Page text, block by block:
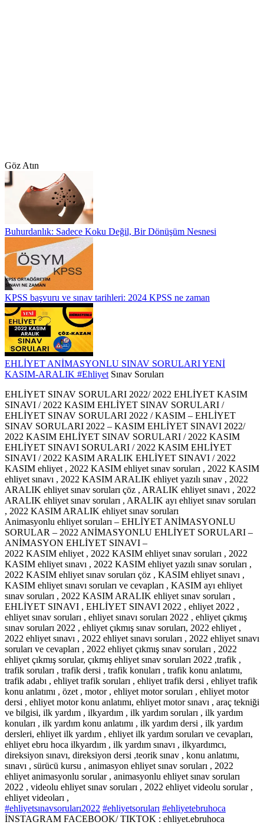
Göz Atın
Buhurdanlık: Sadece Koku Değil, Bir Dönüşüm Nesnesi
KPSS başvuru ve sınav tarihleri: 2024 KPSS ne zaman
EHLİYET ANİMASYONLU SINAV SORULARI YENİ
KASIM-ARALIK #Ehliyet Sınav Soruları
EHLİYET SINAV SORULARI 2022/ 2022 EHLİYET KASIM
SINAVI / 2022 KASIM EHLİYET SINAV SORULARI /
EHLİYET SINAV SORULARI 2022 / KASIM – EHLİYET
SINAV SORULARI 2022 – KASIM EHLİYET SINAVI 2022/
2022 KASIM EHLİYET SINAV SORULARI / 2022 KASIM
EHLİYET SINAVI SORULARI / 2022 KASIM EHLİYET
SINAVI / 2022 KASIM ARALIK EHLİYET SINAVI / 2022
KASIM ehliyet , 2022 KASIM ehliyet sınav soruları , 2022 KASIM
ehliyet sınavı , 2022 KASIM ARALIK ehliyet yazılı sınav , 2022
ARALIK ehliyet sınav soruları çöz , ARALIK ehliyet sınavı , 2022
ARALIK ehliyet sınav soruları , ARALIK ayı ehliyet sınav soruları
, 2022 KASIM ARALIK ehliyet sınav soruları
Animasyonlu ehliyet soruları – EHLİYET ANİMASYONLU
SORULAR – 2022 ANİMASYONLU EHLİYET SORULARI –
ANİMASYON EHLİYET SINAVI –
2022 KASIM ehliyet , 2022 KASIM ehliyet sınav soruları , 2022
KASIM ehliyet sınavı , 2022 KASIM ehliyet yazılı sınav soruları ,
2022 KASIM ehliyet sınav soruları çöz , KASIM ehliyet sınavı ,
KASIM ehliyet sınavı soruları ve cevapları , KASIM ayı ehliyet
sınav soruları , 2022 KASIM ARALIK ehliyet sınav soruları ,
EHLİYET SINAVI , EHLİYET SINAVI 2022 , ehliyet 2022 ,
ehliyet sınav soruları , ehliyet sınavı soruları 2022 , ehliyet çıkmış
sınav soruları 2022 , ehliyet çıkmış sınav soruları, 2022 ehliyet ,
2022 ehliyet sınavı , 2022 ehliyet sınavı soruları , 2022 ehliyet sınavı
soruları ve cevapları , 2022 ehliyet çıkmış sınav soruları , 2022
ehliyet çıkmış sorular, çıkmış ehliyet sınav soruları 2022 ,trafik ,
trafik soruları , trafik dersi , trafik konuları , trafik konu anlatımı,
trafik adabı , ehliyet trafik soruları , ehliyet trafik dersi , ehliyet trafik
konu anlatımı , özet , motor , ehliyet motor soruları , ehliyet motor
dersi , ehliyet motor konu anlatımı, ehliyet motor sınavı , araç tekniği
ve bilgisi, ilk yardım , ilkyardım , ilk yardım soruları , ilk yardım
konuları , ilk yardım konu anlatımı , ilk yardım dersi , ilk yardım
dersleri, ehliyet ilk yardım , ehliyet ilk yardım soruları ve cevapları,
ehliyet ebru hoca ilkyardım , ilk yardım sınavı , ilkyardımcı,
direksiyon sınavı, direksiyon dersi ,teorik sınav , konu anlatımı,
sınavı , sürücü kursu , animasyon ehliyet sınav soruları , 2022
ehliyet animasyonlu sorular , animasyonlu ehliyet sınav soruları
2022 , videolu ehliyet sınav soruları , 2022 ehliyet videolu sorular ,
ehliyet videoları ,
#ehliyetsınavsoruları2022 #ehliyetsoruları #ehliyetebruhoca
İNSTAGRAM FACEBOOK/ TIKTOK : ehliyet.ebruhoca